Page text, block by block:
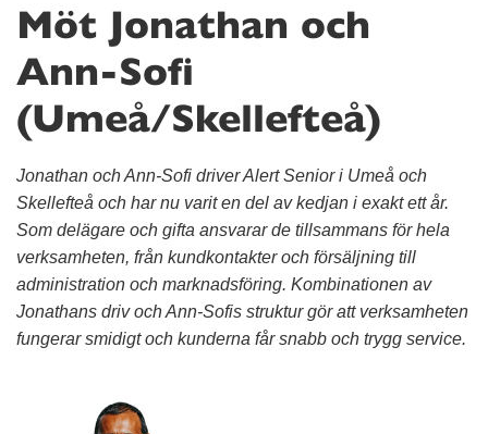
Möt Jonathan och
Ann-Sofi
(Umeå/Skellefteå)
Jonathan och Ann-Sofi driver Alert Senior i Umeå och
Skellefteå och har nu varit en del av kedjan i exakt ett år.
Som delägare och gifta ansvarar de tillsammans för hela
verksamheten, från kundkontakter och försäljning till
administration och marknadsföring. Kombinationen av
Jonathans driv och Ann-Sofis struktur gör att verksamheten
fungerar smidigt och kunderna får snabb och trygg service.